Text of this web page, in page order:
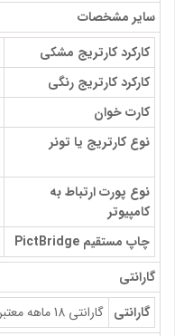
سایر مشخصات
کارکرد کارتریج مشکی
کارکرد کارتریج رنگی
کارت خوان
نوع کارتریج یا تونر
نوع پورت ارتباط به
کامپیوتر
چاپ مستقیم PictBridge
گارانتی
گارانتی گارانتی 18 ماهه معتبر(شیلد سرویس، صدرا، هپکن)